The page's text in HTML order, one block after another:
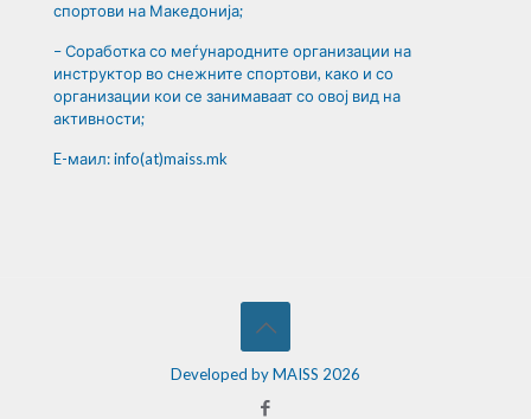
спортови на Македонија;
– Соработка со меѓународните организации на
инструктор во снежните спортови, како и со
организации кои се занимаваат со овој вид на
активности;
E-маил: info(at)maiss.mk
Developed by MAISS 2026